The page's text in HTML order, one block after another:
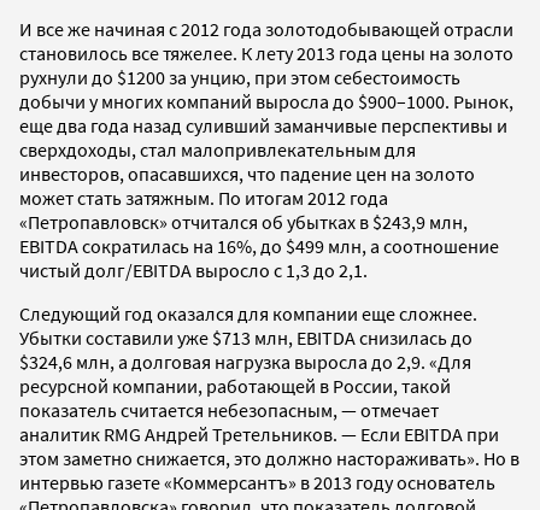
И все же начиная с 2012 года золотодобывающей отрасли
становилось все тяжелее. К лету 2013 года цены на золото
рухнули до $1200 за унцию, при этом себестоимость
добычи у многих компаний выросла до $900–1000. Рынок,
еще два года назад суливший заманчивые перспективы и
сверхдоходы, стал малопривлекательным для
инвесторов, опасавшихся, что падение цен на золото
может стать затяжным. По итогам 2012 года
«Петропавловск» отчитался об убытках в $243,9 млн,
EBITDA сократилась на 16%, до $499 млн, а соотношение
чистый долг/EBITDA выросло с 1,3 до 2,1.
Следующий год оказался для компании еще сложнее.
Убытки составили уже $713 млн, EBITDA снизилась до
$324,6 млн, а долговая нагрузка выросла до 2,9. «Для
ресурсной компании, работающей в России, такой
показатель считается небезопасным, — отмечает
аналитик RMG Андрей Третельников. — Если EBITDA при
этом заметно снижается, это должно настораживать». Но в
интервью газете «Коммерсантъ» в 2013 году основатель